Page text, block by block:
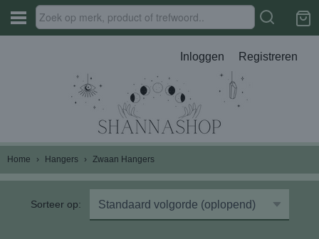
Inloggen Registreren
Home › Hangers › Zwaan Hangers
Sorteer op: